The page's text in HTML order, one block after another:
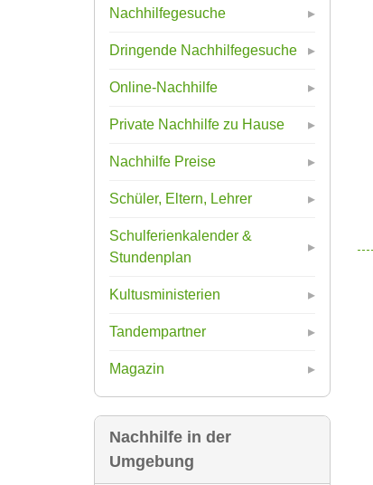
Nachhilfegesuche
Dringende Nachhilfegesuche
Online-Nachhilfe
Private Nachhilfe zu Hause
Nachhilfe Preise
Schüler, Eltern, Lehrer
Schulferienkalender &
Stundenplan
Kultusministerien
Tandempartner
Magazin
Nachhilfe in der
Umgebung